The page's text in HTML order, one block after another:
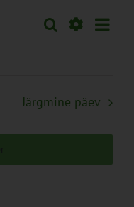
Sündmused
Navigation
Otsi Päev
Järgmine päev